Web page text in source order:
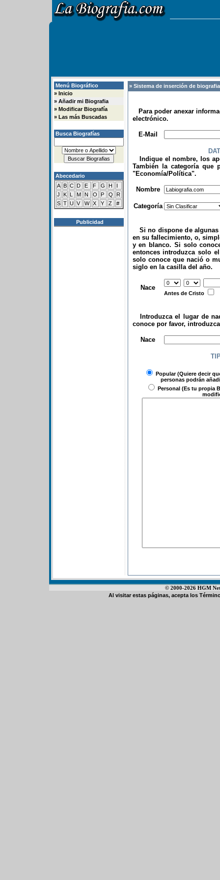
Menú Biográfico
» Inicio
» Añadir mi Biografia
» Modificar Biografía
» Las más Buscadas
Busca Biografías
Abecedario
A B C D E F G H
I
J
K L M N O P Q
R
S T U V W X Y Z #
Publicidad
» Sistema de inserción de
Para poder anexar
electrónico.
E-Mail
Indique el nombre, los
También la categoría que
"Economía/Política".
Nombre
Categoría
Si no dispone de algunas
en su fallecimiento, o,
y en blanco. Si solo
entonces introduzca solo
solo conoce que nació o
siglo en la casilla del año.
Nace
Antes de Cristo
Introduzca el lugar de
conoce por favor,
Nace
Popular(Quiere decir
personas podrán
Personal (Es tu propia
© 2000-2026 HGM
Al visitar estas páginas, acepta los